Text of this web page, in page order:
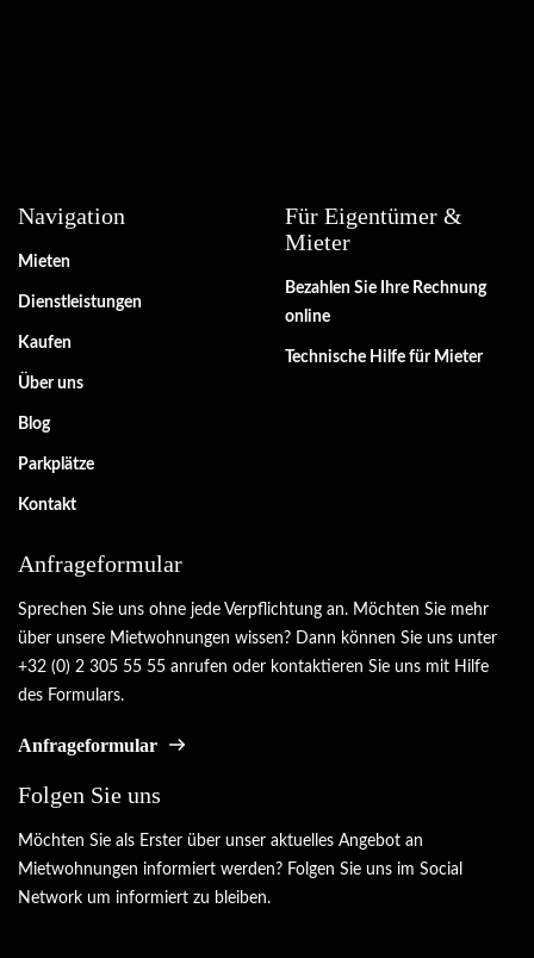
Navigation
Mieten
Dienstleistungen
Kaufen
Über uns
Blog
Parkplätze
Kontakt
Anfrageformular
Sprechen Sie uns ohne jede Verpflichtung an. Möchten Sie mehr
über unsere Mietwohnungen wissen? Dann können Sie uns unter
+32 (0) 2 305 55 55 anrufen oder kontaktieren Sie uns mit Hilfe
des Formulars.
Anfrageformular
Für Eigentümer &
Mieter
Bezahlen Sie Ihre Rechnung
online
Technische Hilfe für Mieter
Folgen Sie uns
Möchten Sie als Erster über unser aktuelles Angebot an
Mietwohnungen informiert werden? Folgen Sie uns im Social
Network um informiert zu bleiben.